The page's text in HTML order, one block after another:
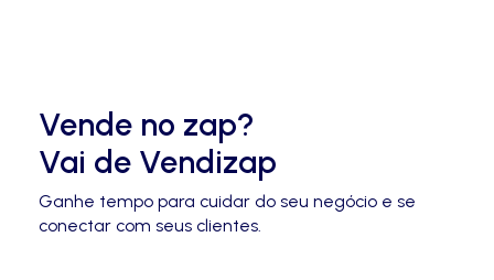
Vende no zap?
Vai de Vendizap
Ganhe tempo para cuidar do seu negócio e se
conectar com seus clientes.